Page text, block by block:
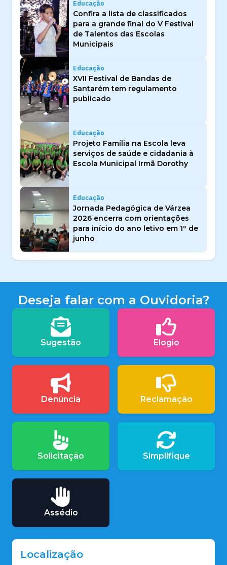
Educação
Confira a lista de classificados
para a grande final do V Festival
de Talentos das Escolas
Municipais
Educação
XVII Festival de Bandas de
Santarém tem regulamento
publicado
Educação
Projeto Família na Escola leva
serviços de saúde e cidadania à
Escola Municipal Irmã Dorothy
Educação
Jornada Pedagógica de Várzea
2026 encerra com orientações
para início do ano letivo em 1º de
junho
Deseja falar com a Ouvidoria?
Sugestão Elogio
Denúncia Reclamação
Solicitação Simplifique
Assédio
Localização